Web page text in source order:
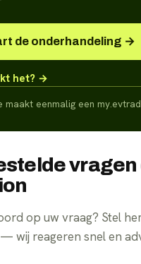
de onderhandeling →
het? →
maakt eenmalig een
vragen
op uw vraag? Stel
wij reageren snel en